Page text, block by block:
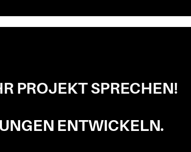
PROJEKT SPRECHEN!
ENTWICKELN.